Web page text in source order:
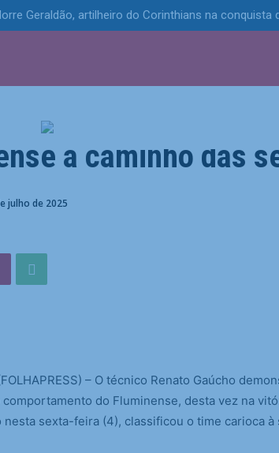
Geraldão, artilheiro do Corinthians na conquista
Gaúcho destaca
a caminho das
julho de 2025
– O técnico Renato Gaúcho
do Fluminense, desta vez na
sexta-feira (4), classificou o time carioca à